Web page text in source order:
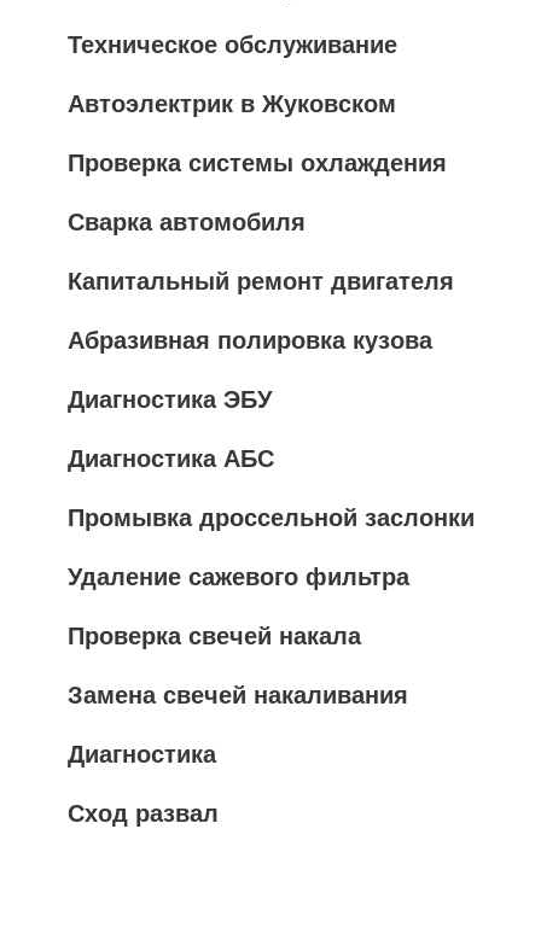
Техническое обслуживание
Автоэлектрик в Жуковском
Проверка системы охлаждения
Сварка автомобиля
Капитальный ремонт двигателя
Абразивная полировка кузова
Диагностика ЭБУ
Диагностика АБС
Промывка дроссельной заслонки
Удаление сажевого фильтра
Проверка свечей накала
Замена свечей накаливания
Диагностика
Сход развал